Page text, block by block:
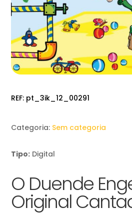
REF: pt_3ik_12_00291
Categoria: Sem categoria
Tipo: Digital
O Duende
Original